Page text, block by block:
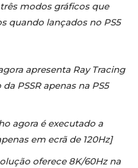
três modos gráficos que
quando lançados no PS5
apresenta Ray Tracing
PSSR apenas na PS5
agora é executado a
em ecrã de 120Hz]
oferece 8K/60Hz na